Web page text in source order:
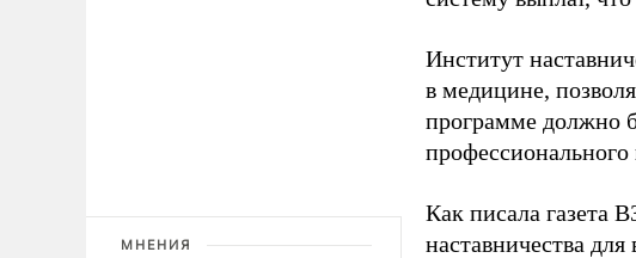
МНЕНИЯ
Институт
в медицине,
программе должно
Как писала газета
наставничества